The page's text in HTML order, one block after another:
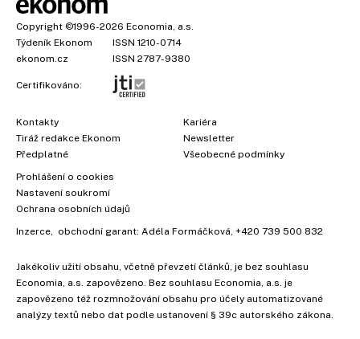
Copyright ©1996-2026 Economia, a.s.
Týdeník Ekonom
ISSN 1210-0714
ekonom.cz
ISSN 2787-9380
Certifikováno:
Kontakty
Tiráž redakce Ekonom
Předplatné
Kariéra
Newsletter
Všeobecné podmínky
Prohlášení o cookies
Nastavení soukromí
Ochrana osobních údajů
Inzerce , obchodní garant: Adéla Formáčková +420 739 500 832
Jakékoliv užití obsahu, včetně převzetí článků, je bez souhlasu
Economia, a.s. zapovězeno. Bez souhlasu Economia, a.s. je
zapovězeno též rozmnožování obsahu pro účely automatizované
analýzy textů nebo dat podle ustanovení § 39c autorského zákona.